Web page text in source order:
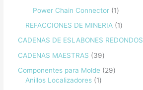
Power Chain Connector
1
REFACCIONES DE MINERIA
1
CADENAS DE ESLABONES REDONDOS
CADENAS MAESTRAS
39
Componentes para Molde
29
Anillos Localizadores
1